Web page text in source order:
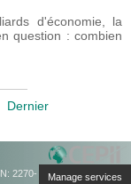
d'économie, la
question : combien
Dernier
2270-
Manage services